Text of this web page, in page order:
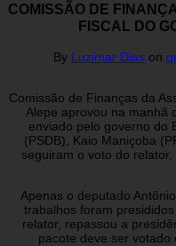
COMISSÃO DE
FISCAL DO
By Luzimar Dias on
Comissão de Finanças da
Alepe aprovou na manhã
enviado pelo governo do
(PSDB), Kaio Maniçoba
seguiram o voto do
Apenas o deputado
trabalhos foram
relator, repassou a
pacote deve ser votado